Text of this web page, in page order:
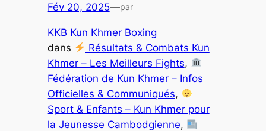
Fév 20, 2025—par
KKB Kun Khmer Boxing
dans
Résultats & Combats Kun
Khmer – Les Meilleurs Fights,
Fédération de Kun Khmer – Infos
Officielles & Communiqués,
Sport & Enfants – Kun Khmer pour
la Jeunesse Cambodgienne,